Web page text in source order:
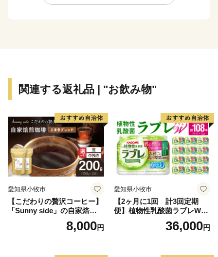
★ABCテレビのニュース情報番組「news おかえり」
関連する返礼品 | "お飲み物"
愛知県小牧市
【こだわりの贅沢コーヒー】
「Sunny side」の自家焙煎珈
琲こまきブレンド（200g）
8,000円
愛知県小牧市
【2ヶ月に1回 計3回定期
便】植物性乳酸菌ラブレW
プレーン36本（計108本）
36,000円